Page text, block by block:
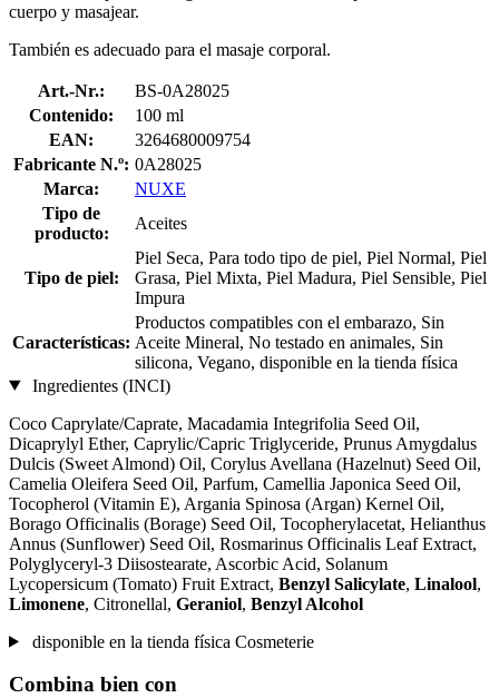
cuerpo y masajear.
También es adecuado para el masaje corporal.
Art.-Nr.:
BS-0A28025
Contenido:
100 ml
EAN:
3264680009754
Fabricante N.º: 0A28025
Marca:
NUXE
Tipo de
producto:
Aceites
Tipo de piel:
Piel Seca, Para todo tipo de piel, Piel Normal, Piel
Grasa, Piel Mixta, Piel Madura, Piel Sensible, Piel
Impura
Características:
Productos compatibles con el embarazo, Sin
Aceite Mineral, No testado en animales, Sin
silicona, Vegano, disponible en la tienda física
Ingredientes (INCI)
Coco Caprylate/Caprate, Macadamia Integrifolia Seed Oil,
Dicaprylyl Ether, Caprylic/Capric Triglyceride, Prunus Amygdalus
Dulcis (Sweet Almond) Oil, Corylus Avellana (Hazelnut) Seed Oil,
Camelia Oleifera Seed Oil, Parfum, Camellia Japonica Seed Oil,
Tocopherol (Vitamin E), Argania Spinosa (Argan) Kernel Oil,
Borago Officinalis (Borage) Seed Oil, Tocopherylacetat, Helianthus
Annus (Sunflower) Seed Oil, Rosmarinus Officinalis Leaf Extract,
Polyglyceryl-3 Diisostearate, Ascorbic Acid, Solanum
Lycopersicum (Tomato) Fruit Extract, Benzyl Salicylate, Linalool,
Limonene, Citronellal, Geraniol, Benzyl Alcohol
disponible en la tienda física Cosmeterie
Combina bien con